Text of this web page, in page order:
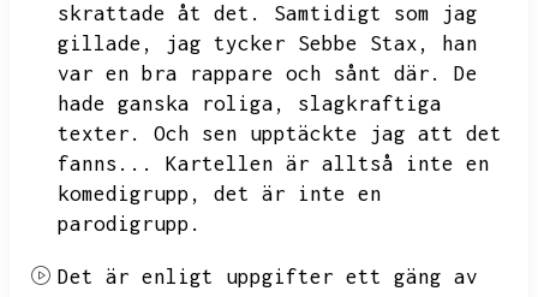
skrattade åt det.
Samtidigt som jag
gillade,
jag tycker Sebbe Stax,
han
var en bra rappare och sånt där.
De
hade ganska roliga,
slagkraftiga
texter.
Och sen upptäckte jag att det
fanns...
Kartellen är alltså inte en
komedigrupp,
det är inte en
parodigrupp.
Det är enligt uppgifter ett gäng av